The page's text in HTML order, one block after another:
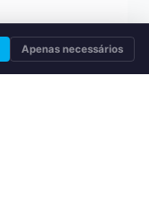
Apenas necessários